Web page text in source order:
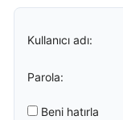
Kullanıcı adı:
Parola:
Beni hatırla